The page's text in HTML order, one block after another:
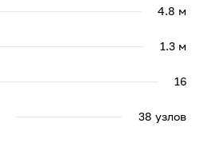
4.8 м
1.3 м
16
38 узлов